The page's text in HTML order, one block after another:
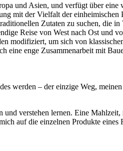
und Asien, und verfügt über eine
mit der Vielfalt der einheimischen
Zutaten zu suchen, die
Reise von West nach Ost und
modifiziert, um sich von
eine enge Zusammenarbeit mit
werden – der einzige Weg,
verstehen lernen. Eine
auf die einzelnen Produkte